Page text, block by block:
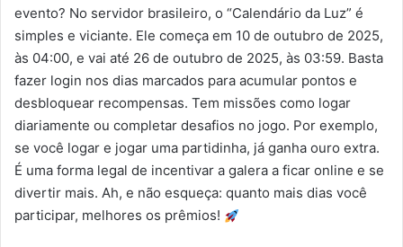
evento? No servidor brasileiro, o “Calendário da Luz” é
simples e viciante. Ele começa em 10 de outubro de 2025,
às 04:00, e vai até 26 de outubro de 2025, às 03:59. Basta
fazer login nos dias marcados para acumular pontos e
desbloquear recompensas. Tem missões como logar
diariamente ou completar desafios no jogo. Por exemplo,
se você logar e jogar uma partidinha, já ganha ouro extra.
É uma forma legal de incentivar a galera a ficar online e se
divertir mais. Ah, e não esqueça: quanto mais dias você
participar, melhores os prêmios!